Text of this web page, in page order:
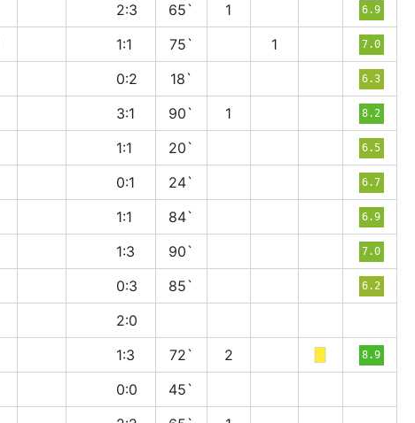
2:3 65` 1 6.9
1:1 75` 1 7.0
0:2 18` 6.3
3:1 90` 1 8.2
1:1 20` 6.5
0:1 24` 6.7
1:1 84` 6.9
1:3 90` 7.0
0:3 85` 6.2
2:0
1:3 72` 2 8.9
0:0
45`